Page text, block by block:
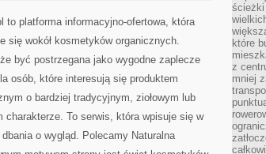
to platforma informacyjno-ofertowa, która
się wokół kosmetyków organicznych.
być postrzegana jako wygodne zaplecze
osób, które interesują się produktem
o bardziej tradycyjnym, ziołowym lub
charakterze. To serwis, która wpisuje się w
o wygląd. Polecamy Naturalna
ścieżki
które
z
mniej